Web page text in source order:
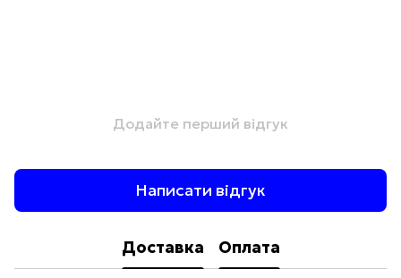
Додайте перший відгук
Написати відгук
Доставка Оплата